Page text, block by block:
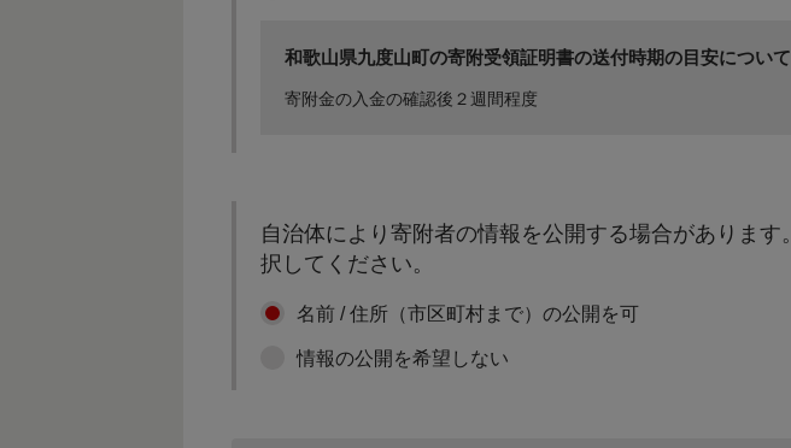
和歌山県九度山町の寄附受領証明書の送付時期の目安について
寄附金の入金の確認後２週間程度
自治体により寄附者の情報を公開する場合がありま
択してください。
名前 / 住所（市区町村まで）の公開を可
情報の公開を希望しない